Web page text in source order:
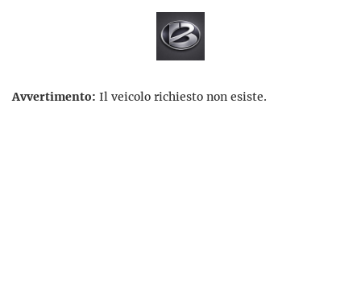
Avvertimento: Il veicolo richiesto non esiste.